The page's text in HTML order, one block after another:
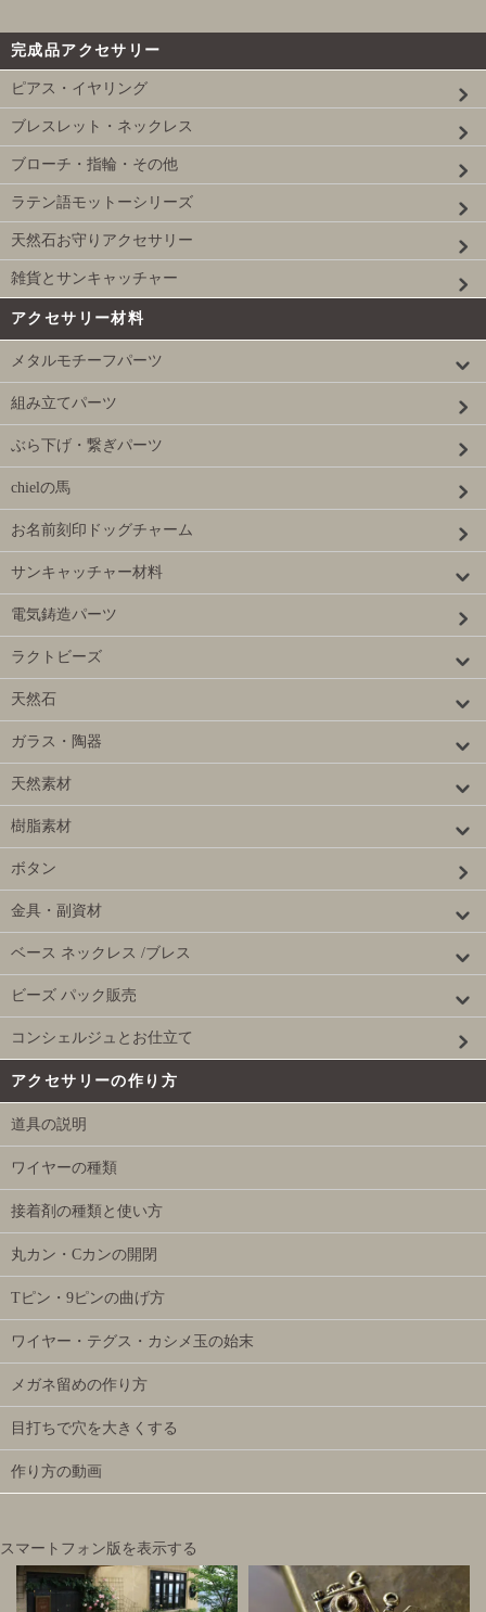
完成品アクセサリー
ピアス・イヤリング
ブレスレット・ネックレス
ブローチ・指輪・その他
ラテン語モットーシリーズ
天然石お守りアクセサリー
雑貨とサンキャッチャー
アクセサリー材料
メタルモチーフパーツ
組み立てパーツ
ぶら下げ・繋ぎパーツ
chielの馬
お名前刻印ドッグチャーム
サンキャッチャー材料
電気鋳造パーツ
ラクトビーズ
天然石
ガラス・陶器
天然素材
樹脂素材
ボタン
金具・副資材
ベース ネックレス /ブレス
ビーズ パック販売
コンシェルジュとお仕立て
アクセサリーの作り方
道具の説明
ワイヤーの種類
接着剤の種類と使い方
丸カン・Cカンの開閉
Tピン・9ピンの曲げ方
ワイヤー・テグス・カシメ玉の始末
メガネ留めの作り方
目打ちで穴を大きくする
作り方の動画
スマートフォン版を表示する